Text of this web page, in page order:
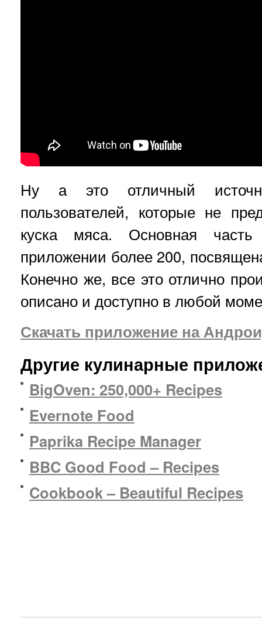
Ну а это отличный
пользователей, которые не
куска мяса. Основная
приложении более 200,
Конечно же, все это отлично
описано и доступно в любой
Скачать приложение на
Другие кулинарные
BigOven: 250,000+ Recipes
Evernote Food
Paprika Recipe Manager
BBC Good Food – Recipes
Cookbook – Beautiful Recipes